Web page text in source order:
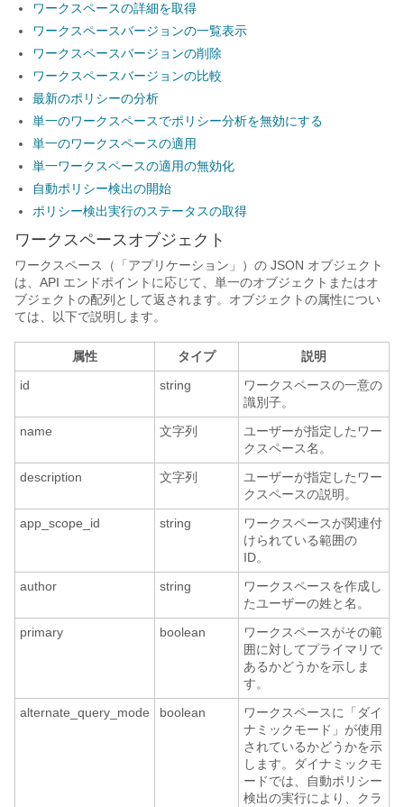
ワークスペースの詳細を取得
ワークスペースバージョンの一覧表示
ワークスペースバージョンの削除
ワークスペースバージョンの比較
最新のポリシーの分析
単一のワークスペースでポリシー分析を無効にする
単一のワークスペースの適用
単一ワークスペースの適用の無効化
自動ポリシー検出の開始
ポリシー検出実行のステータスの取得
ワークスペースオブジェクト
ワークスペース（「アプリケーション」）の JSON オブジェクト
は、API エンドポイントに応じて、単一のオブジェクトまたはオ
ブジェクトの配列として返されます。オブジェクトの属性につい
ては、以下で説明します。
属性 タイプ
説明
id
string
ワークスペースの一意の
識別子。
name
文字列
ユーザーが指定したワー
クスペース名。
description
文字列
ユーザーが指定したワー
クスペースの説明。
app_scope_id
string
ワークスペースが関連付
けられている範囲の
ID。
author
string
ワークスペースを作成し
たユーザーの姓と名。
primary
boolean
ワークスペースがその範
囲に対してプライマリで
あるかどうかを示しま
す。
alternate_query_mode
boolean
ワークスペースに「ダイ
ナミックモード」が使用
されているかどうかを示
します。ダイナミックモ
ードでは、自動ポリシー
検出の実行により、クラ